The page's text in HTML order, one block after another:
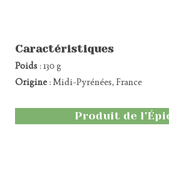
Caractéristiques
Poids : 130 g
Origine: Midi-Pyrénées, France
Produit de